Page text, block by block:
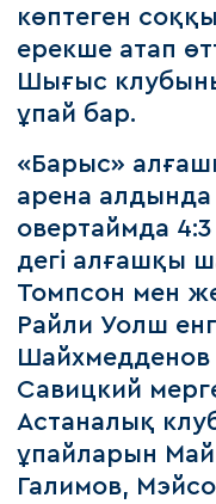
көптеген
ерекше атап
Шығыс
ұпай бар.
«Барыс»
арена
овертаймда
дегі алғашқы
Томпсон мен
Райли Уолш
Шайхмедденов
Савицкий
Астаналық
ұпайларын
Галимов,